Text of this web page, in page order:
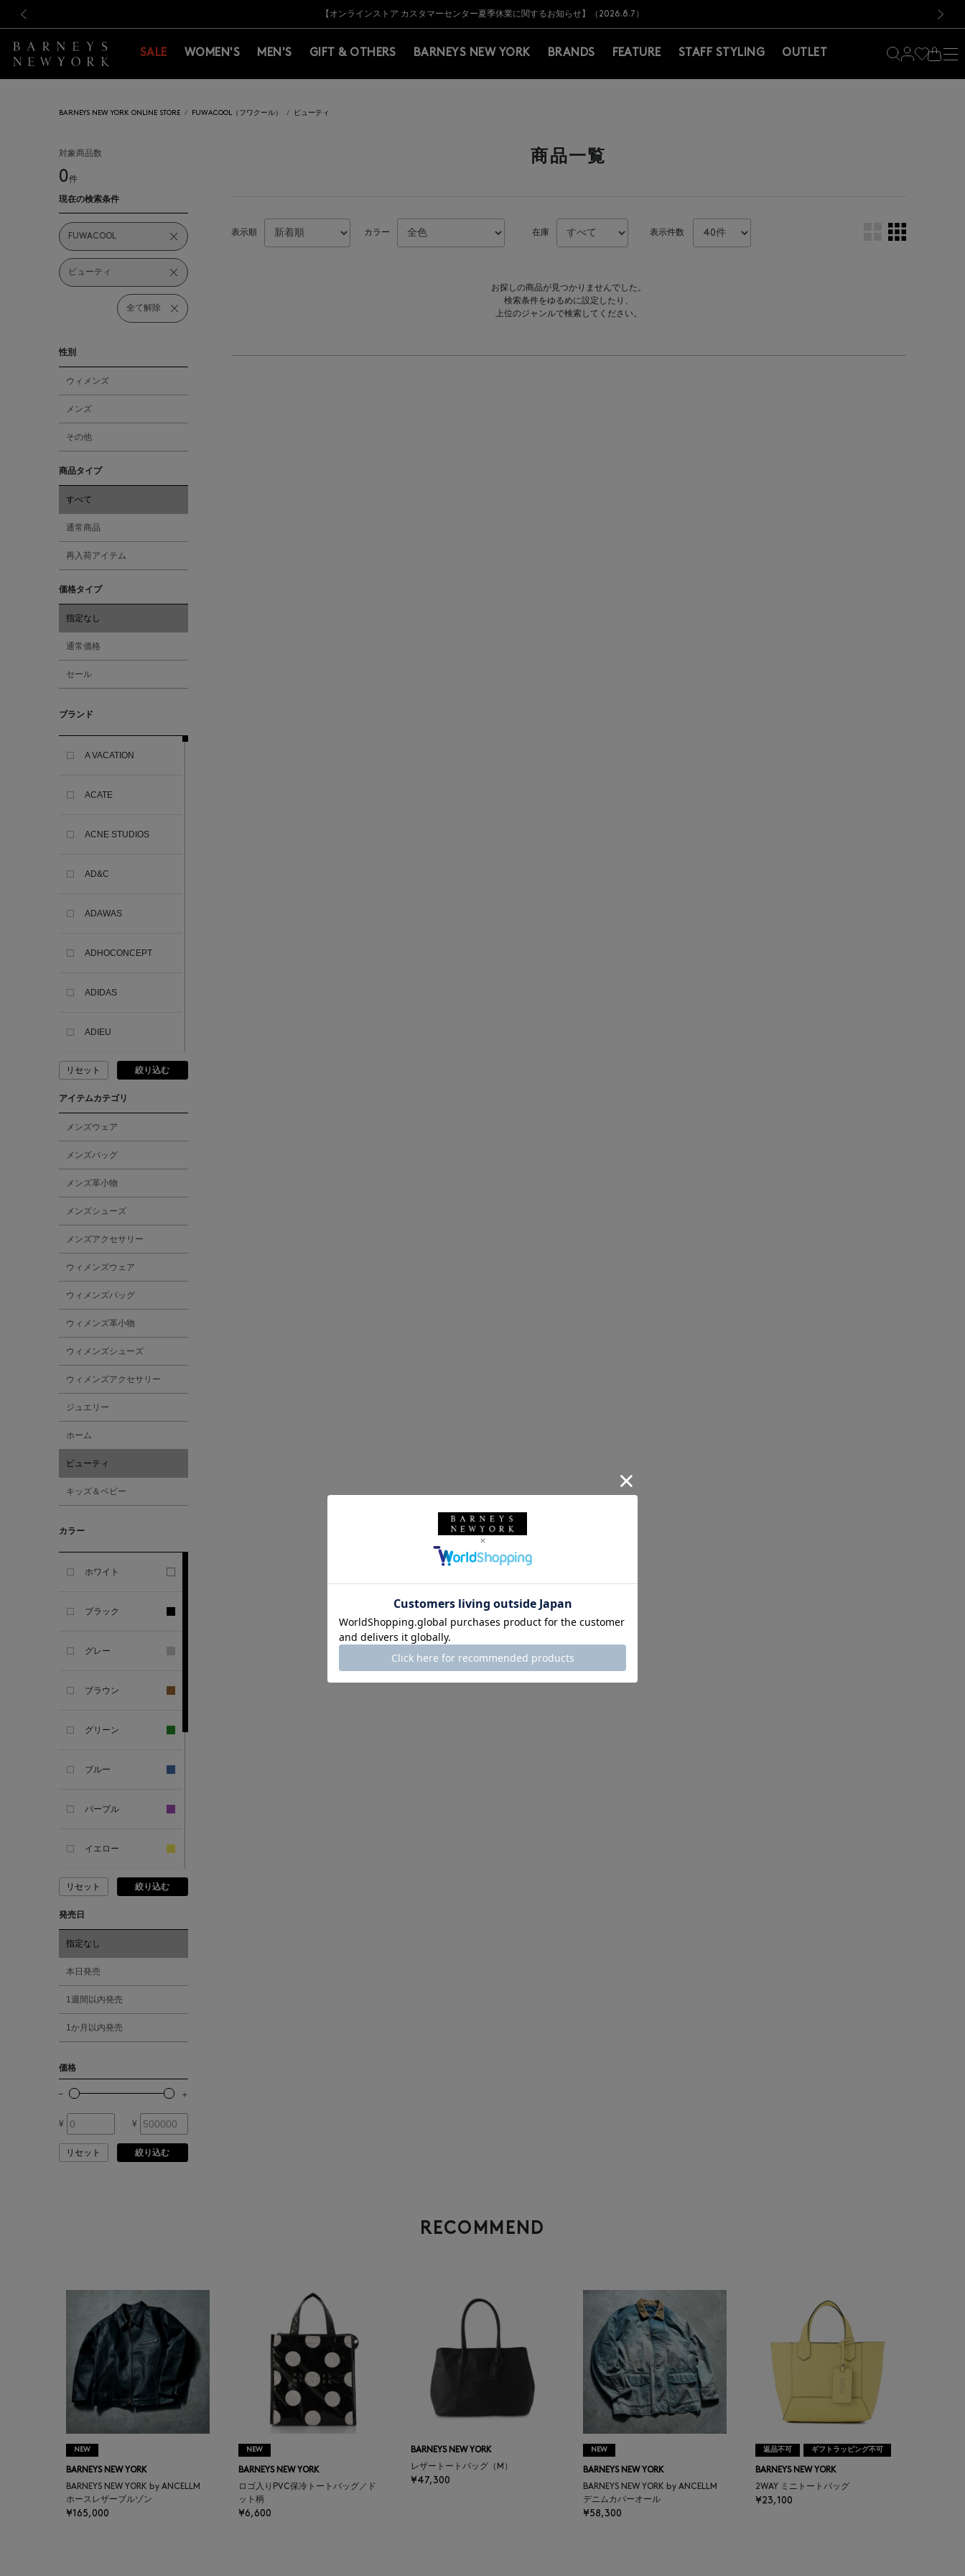
新規登録のお客様も対象！＜MY BARNEYS＞会員のお客様は11,000円（税込）以上のお買上げで常時送料無料！お買い物の際は会員登録を！
【夏季休業に伴う出荷一時停止のお知らせ】(2026.8.7)
【オンラインストア カスタマーセンター夏季休業に関するお知らせ】（2026.8.7）
【夏季休業に伴う返品・交換承り一時停止のお知らせ】（2026.8.5）
熊本県を中心とした地震の影響によるお荷物のお届けについて
【開催中】SUMMER SALEのご案内・ご注意事項
新規登録のお客様も対象！＜MY BARNEYS＞会員のお客様は11,000円（税込）以上のお買上げで常時送料無料！お買い物の際は会員登録を！
【夏季休業に伴う出荷一時停止のお知らせ】(2026.8.7)
SALE WOMEN'S MEN'S GIFT & OTHERS BARNEYS NEW YORK BRANDS FEATURE STAFF STYLING OUTLET
BARNEYS NEW YORK ONLINE STORE FUWACOOL（フワクール） ビューティ
対象商品数
0件
現在の検索条件
FUWACOOL
ビューティ
全て解除
性別
ウィメンズ
メンズ
その他
商品タイプ
すべて
通常商品
再入荷アイテム
価格タイプ
指定なし
通常価格
セール
ブランド
A VACATION
ACATE
ACNE STUDIOS
AD&C
ADAWAS
ADHOCONCEPT
ADIDAS
ADIEU
ADLIN HUE
ADVISORY BOARD
CRYSTALS
AKIKO OGAWA.
ALBERT THURSTON
ALESSANDRO
GHERARDI
ALL THE WAYS TO SAY
ALPO
AMIRI
ANCELLM
ANCIENT GREEK
ASAUCE MELER
FIRENZE
BAKUNE
BALENCIAGA
BARBA
BARNEYS NEWYORK
BEAUTY
BASERANGE
リセット 絞り込む
アイテムカテゴリ
メンズウェア
メンズバッグ
メンズ革小物
メンズシューズ
メンズアクセサリー
ウィメンズウェア
ウィメンズバッグ
ウィメンズ革小物
ウィメンズシューズ
ウィメンズアクセサリー
ジュエリー
ホーム
ビューティ
キッズ＆ベビー
カラー
ホワイト
ブラック
グレー
ブラウン
グリーン
ブルー
パープル
イエロー
ピンク
レッド
オレンジ
シルバー
リセット 絞り込む
発売日
指定なし
本日発売
1週間以内発売
1か月以内発売
価格
¥ ¥
リセット 絞り込む
商品一覧
表示順 カラー 在庫 表示件数
お探しの商品が見つかりませんでした。
検索条件をゆるめに設定したり、
上位のジャンルで検索してください。
RECOMMEND
NEW
BARNEYS NEW YORK
BARNEYS NEW YORK by ANCELLM
ホースレザーブルゾン
¥165,000
NEW
BARNEYS NEW YORK
ロゴ入りPVC保冷トートバッグ／ド
ット柄
¥6,600
BARNEYS NEW YORK
レザートートバッグ（M）
¥47,300
NEW
BARNEYS NEW YORK
BARNEYS NEW YORK by ANCELLM
デニムカバーオール
¥58,300
返品不可 ギフトラッピング不可
BARNEYS NEW YORK
2WAY ミニトートバッグ
¥23,100